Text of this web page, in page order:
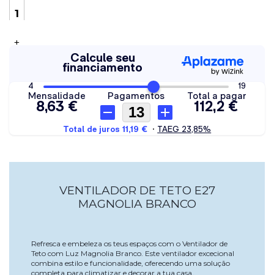
+
VENTILADOR DE TETO E27
MAGNOLIA BRANCO
Refresca e embeleza os teus espaços com o Ventilador de
Teto com Luz Magnolia Branco. Este ventilador excecional
combina estilo e funcionalidade, oferecendo uma solução
completa para climatizar e decorar a tua casa.